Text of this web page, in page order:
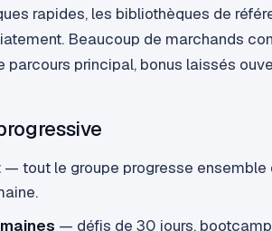
rapides, les bibliothèques de
Beaucoup de marchands
principal, bonus laissés
— tout le groupe progresse ensemble
— défis de 30 jours,